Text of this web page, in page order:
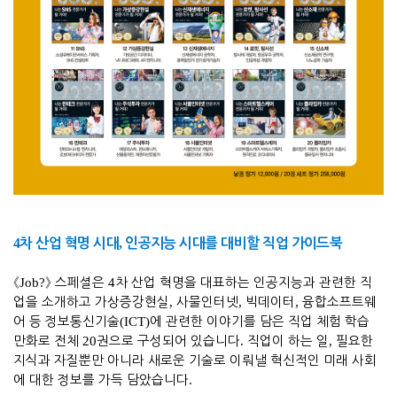
4차 산업 혁명 시대, 인공지능 시대를 대비할 직업 가이드북
《Job?》 스페셜은 4차 산업 혁명을 대표하는 인공지능과 관련한 직
업을 소개하고 가상증강현실 , 사물인터넷, 빅데이터 , 융합소프트웨
어 등 정보통신기술(ICT)에 관련한 이야기를 담은 직업 체험 학습
만화로 전체 20권으로 구성되어 있습니다. 직업이 하는 일 , 필요한
지식과 자질뿐만 아니라 새로운 기술로 이뤄낼 혁신적인 미래 사회
에 대한 정보를 가득 담았습니다.